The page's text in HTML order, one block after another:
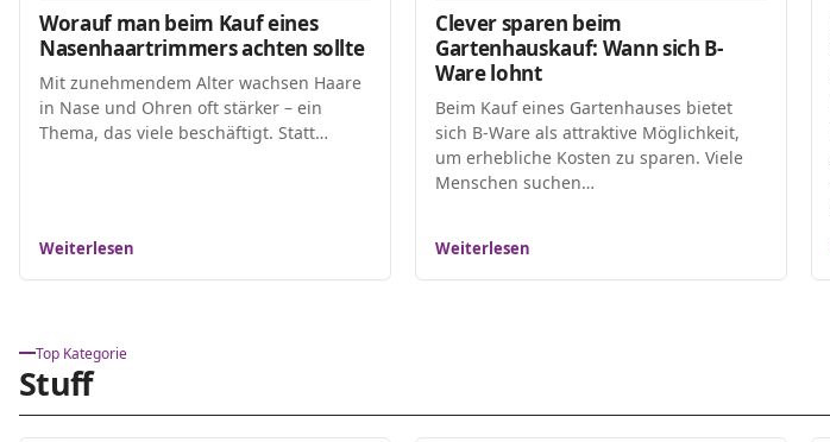
Worauf man beim Kauf eines
Nasenhaartrimmers achten sollte
Mit zunehmendem Alter wachsen Haare
in Nase und Ohren oft stärker – ein
Thema, das viele beschäftigt. Statt…
Weiterlesen
Clever sparen beim
Gartenhauskauf: Wann sich B-
Ware lohnt
Beim Kauf eines Gartenhauses bietet
sich B-Ware als attraktive Möglichkeit,
um erhebliche Kosten zu sparen. Viele
Menschen suchen…
Weiterlesen
Top Kategorie
Stuff